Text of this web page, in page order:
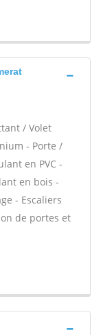
/ Volet
- Porte /
en PVC -
en bois -
- Escaliers
de portes et